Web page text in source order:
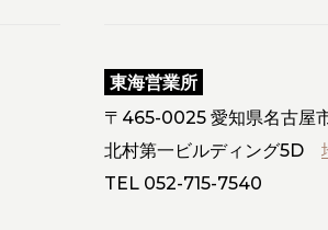
東海営業所
〒465-0025 愛知県名古屋
北村第一ビルディング5D
TEL 052-715-7540